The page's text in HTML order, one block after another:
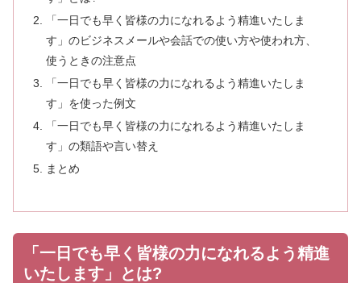
「一日でも早く皆様の力になれるよう精進いたしま
す」のビジネスメールや会話での使い方や使われ方、
使うときの注意点
「一日でも早く皆様の力になれるよう精進いたしま
す」を使った例文
「一日でも早く皆様の力になれるよう精進いたしま
す」の類語や言い替え
まとめ
「一日でも早く皆様の力になれるよう精進
いたします」とは?